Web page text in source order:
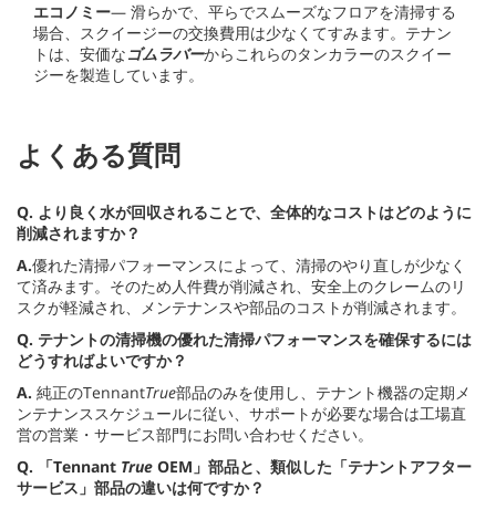
エコノミー— 滑らかで、平らでスムーズなフロアを清掃する
場合、スクイージーの交換費用は少なくてすみます。テナン
トは、安価なゴムラバーからこれらのタンカラーのスクイー
ジーを製造しています。
よくある質問
Q. より良く水が回収されることで、全体的なコストはどのように
削減されますか？
A.優れた清掃パフォーマンスによって、清掃のやり直しが少なく
て済みます。そのため人件費が削減され、安全上のクレームのリ
スクが軽減され、メンテナンスや部品のコストが削減されます。
Q. テナントの清掃機の優れた清掃パフォーマンスを確保するには
どうすればよいですか？
A. 純正のTennantTrue部品のみを使用し、テナント機器の定期メ
ンテナンススケジュールに従い、サポートが必要な場合は工場直
営の営業・サービス部門にお問い合わせください。
Q.
「Tennant True OEM」部品と、類似した「テナントアフター
サービス」部品の違いは何ですか？